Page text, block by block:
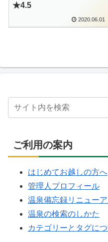
★4.5
2020.06.01
ご利用の案内
はじめてお越しの方へ
管理人プロフィール
温泉備忘録リニュー
温泉の検索のしかた
カテゴリーとタグに